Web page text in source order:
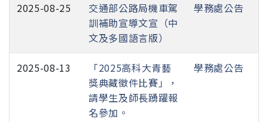
2025-08-25
交通部公路局機車駕
訓補助宣導文宣（中
文及多國語言版）
學務處公告
2025-08-13
「2025高科大青藝
獎典藏徵件比賽」，
請學生及師長踴躍報
名參加。
學務處公告